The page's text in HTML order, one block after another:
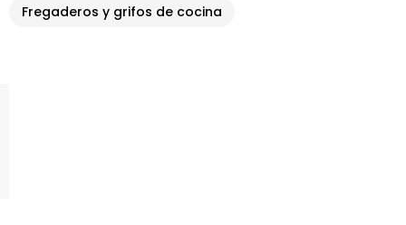
Fregaderos y grifos de cocina